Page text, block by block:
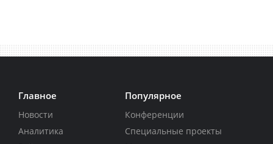
Главное
Новости
Аналитика
Популярное
Конференции
Специальные проекты